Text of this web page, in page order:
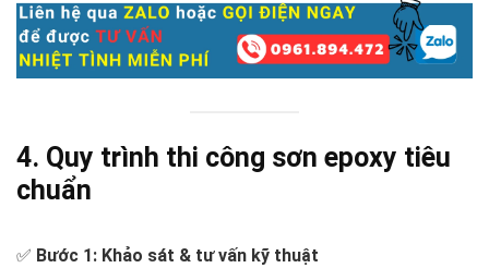
4. Quy trình thi công sơn epoxy tiêu
chuẩn
✅ Bước 1: Khảo sát & tư vấn kỹ thuật